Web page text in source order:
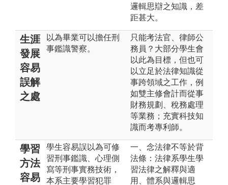
邏輯思辯之知識，差
距甚大。
生涯
發展
容易
誤解
之處
以為畢業可以擔任刑
事鑑識警察。
只能考法官、律師公
務員？大部分學生會
以此為目標，但也可
以立足於法律知識從
事跨領域之工作，例
如雙主修會計而從事
財務規劃、稅務處理
等業務；充實科技知
識而考專利師。
學習
方法
容易
學生容易誤以為可修
習刑事鑑識、心理側
寫等刑事實務技術，
本系主要學習犯罪
一、念法律不等於背
法條：法律系學生學
習法律之解釋與適
用、體系與邏輯思